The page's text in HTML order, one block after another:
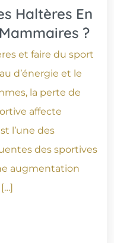
Haltères En
?
et faire du sport
d’énergie et le
la perte de
affecte
l’une des
des sportives
augmentation